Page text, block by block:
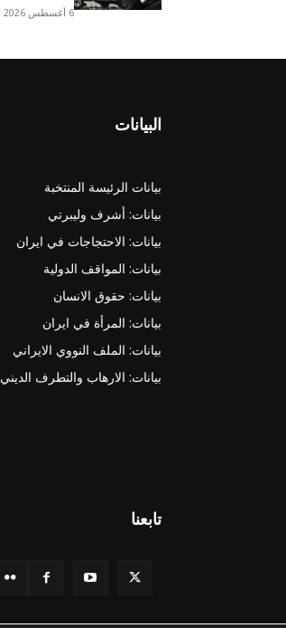
6 أغسطس 2026
البيانات
بيانات الرئيسة المنتخبة
بيانات: أشرف وليبرتي
بيانات: الاحتجاجات في ايران
بيانات: المواقف الدولية
بيانات: حقوق الانسان
بيانات: المرأة في ايران
بيانات: الملف النووي الايراني
بيانات: الارهاب والتطرف الديني
تابعنا